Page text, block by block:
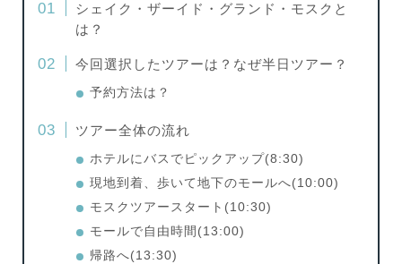
シェイク・ザーイド・グランド・モスクと
は？
今回選択したツアーは？なぜ半日ツアー？
予約方法は？
ツアー全体の流れ
ホテルにバスでピックアップ(8:30)
現地到着、歩いて地下のモールへ(10:00)
モスクツアースタート(10:30)
モールで自由時間(13:00)
帰路へ(13:30)